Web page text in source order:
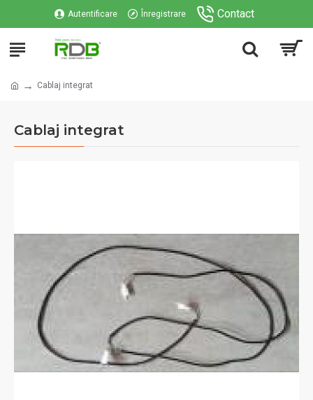
Autentificare Înregistrare Contact
Cablaj integrat
Cablaj integrat